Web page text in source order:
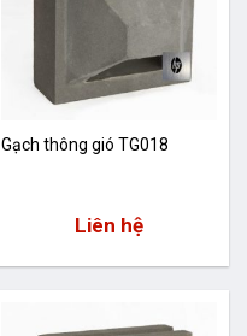
Gạch thông gió TG018
Liên hệ